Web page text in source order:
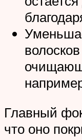
Главный
что оно